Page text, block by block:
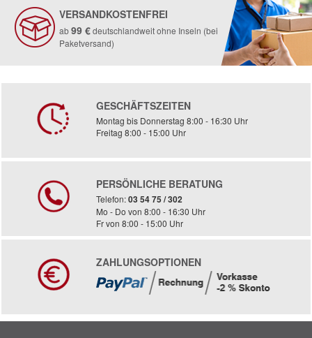
VERSANDKOSTENFREI
ab99 €deutschlandweit ohne Inseln (bei
Paketversand)
GESCHÄFTSZEITEN
Montag bis Donnerstag 8:00 - 16:30 Uhr
Freitag 8:00 - 15:00 Uhr
PERSÖNLICHE BERATUNG
Telefon:03 54 75 / 302
Mo - Do von 8:00 - 16:30 Uhr
Fr von 8:00 - 15:00 Uhr
ZAHLUNGSOPTIONEN